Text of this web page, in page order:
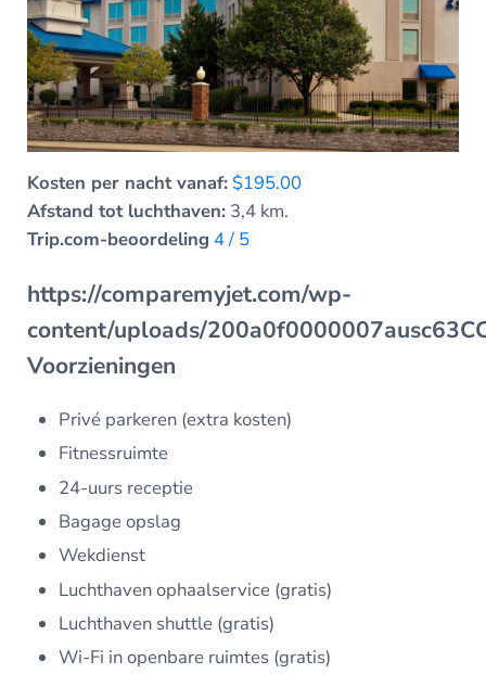
Kosten per nacht vanaf: $195.00
Afstand tot luchthaven:3,4 km.
Trip.com-beoordeling 4 / 5
https://comparemyjet.com/wp-
content/uploads/
Voorzieningen
Privé parkeren (extra kosten)
Fitnessruimte
24-uurs receptie
Bagage opslag
Wekdienst
Luchthaven ophaalservice (gratis)
Luchthaven shuttle (gratis)
Wi-Fi in openbare ruimtes (gratis)